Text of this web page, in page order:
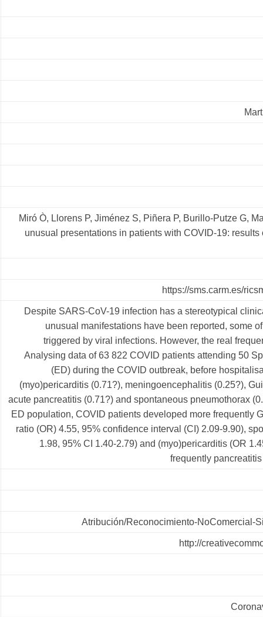
Miró Ò, Llorens P, Jiménez S, Piñera P, Burillo-Putze G,
unusual presentations in patients with COVID-19:
https://sms.carm.es/
Despite SARS-CoV-19 infection has a stereotypical
unusual manifestations have been reported, some
triggered by viral infections. However, the real
Analysing data of 63 822 COVID patients attending 50
(ED) during the COVID outbreak, before
(myo)pericarditis (0.71?), meningoencephalitis (0.25?),
acute pancreatitis (0.71?) and spontaneous pneumothorax
ED population, COVID patients developed more frequently
ratio (OR) 4.55, 95% confidence interval (CI) 2.09-9.90),
1.98, 95% CI 1.40-2.79) and (myo)pericarditis (OR
frequently
Atribución/Reconocimiento-NoComercial-
http://